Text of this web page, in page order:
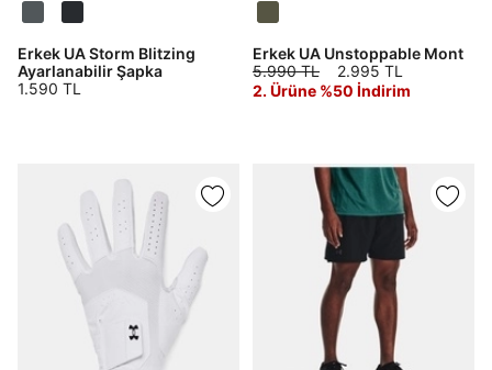
Erkek UA Storm Blitzing
Ayarlanabilir Şapka
1.590 TL
Erkek UA Unstoppable Mont
5.990 TL
2.995 TL
2. Ürüne %50 İndirim